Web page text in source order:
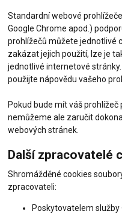
Standardní webové
Google Chrome apod.)
prohlížečů můžete jednotlivé
zakázat jejich použití, lze je
jednotlivé internetové
použijte nápovědu vašeho
Pokud bude mít váš
nemůžeme ale zaručit
webových stránek.
Další zpracovatelé
Shromážděné cookies
zpracovateli:
Poskytovatelem